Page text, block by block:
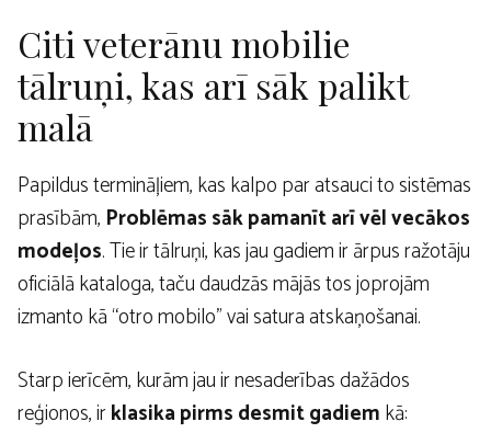
Citi veterānu mobilie
tālruņi, kas arī sāk palikt
malā
Papildus termināļiem, kas kalpo par atsauci to sistēmas
prasībām, Problēmas sāk pamanīt arī vēl vecākos
modeļos. Tie ir tālruņi, kas jau gadiem ir ārpus ražotāju
oficiālā kataloga, taču daudzās mājās tos joprojām
izmanto kā “otro mobilo” vai satura atskaņošanai.
Starp ierīcēm, kurām jau ir nesaderības dažādos
reģionos, irklasika pirms desmit gadiemkā: